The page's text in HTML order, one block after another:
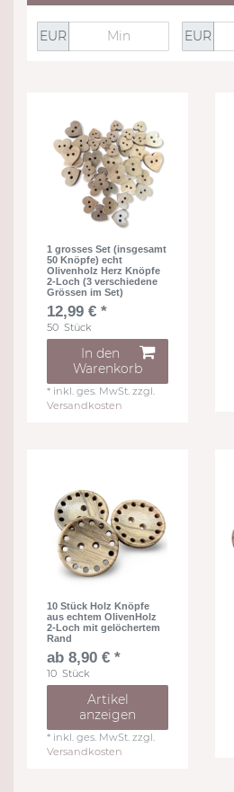
EUR EUR
1 grosses Set (insgesamt
50 Knöpfe) echt
Olivenholz Herz Knöpfe
2-Loch (3 verschiedene
Grössen im Set)
12,99 € *
50 Stück
In den
Warenkorb
* inkl. ges. MwSt. zzgl.
Versandkosten
10 Stück Holz Knöpfe
aus echtem OlivenHolz
2-Loch mit gelöchertem
Rand
ab 8,90 € *
10 Stück
Artikel
anzeigen
* inkl. ges. MwSt. zzgl.
Versandkosten